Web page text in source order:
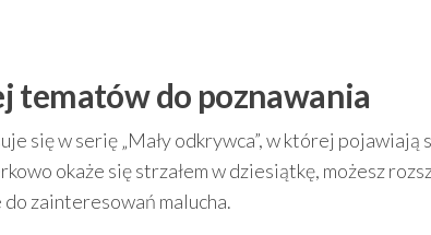
tematów do poznawania
się w serię „Mały odkrywca”, w której pojawiają
okaże się strzałem w dziesiątkę, możesz
zainteresowań malucha.